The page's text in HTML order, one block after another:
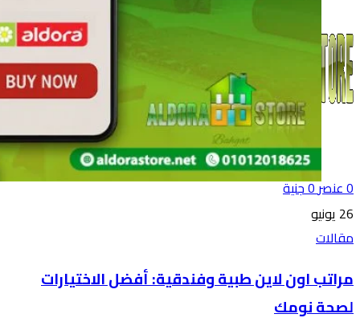
0عنصر0جنية
26 يونيو
مقالات
مراتب اون لاين طبية وفندقية: أفضل الاختيارات
لصحة نومك